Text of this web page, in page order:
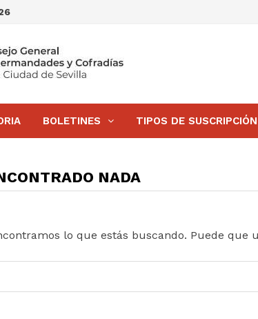
BOLETINES TIPOS DE SUSCRIPCIÓN
NADA
lo que estás buscando. Puede que